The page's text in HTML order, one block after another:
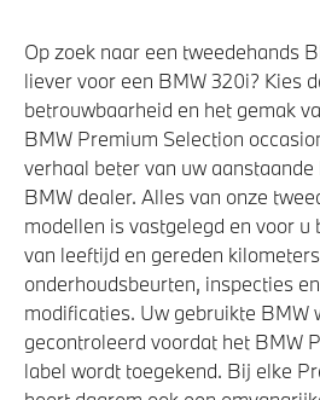
Op zoek naar een tweedehands
liever voor een BMW 320i? Kies
betrouwbaarheid en het gemak
BMW Premium Selection
verhaal beter van uw
BMW dealer. Alles van onze
modellen is vastgelegd en voor u
van leeftijd en gereden
onderhoudsbeurten, inspecties
modificaties. Uw gebruikte BMW
gecontroleerd voordat het BMW
label wordt toegekend. Bij elke